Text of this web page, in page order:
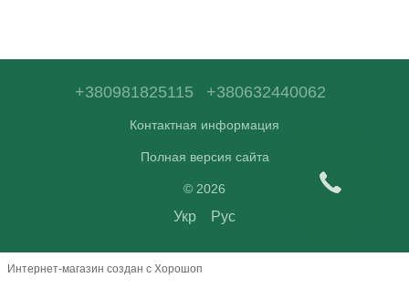
+380981825115 +380632440062
Контактная информация
Полная версия сайта
© 2026
Укр Рус
Интернет-магазин создан с Хорошоп